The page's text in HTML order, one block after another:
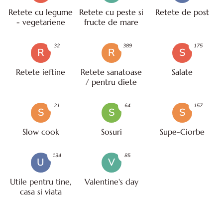
Retete cu legume
- vegetariene
Retete cu peste si
fructe de mare
Retete de post
R
Retete ieftine
32
R
Retete sanatoase
/ pentru diete
389
S
Salate
175
S
Slow cook
21
S
Sosuri
64
S
Supe-Ciorbe
157
U
Utile pentru tine,
casa si viata
134
V
Valentine's day
85